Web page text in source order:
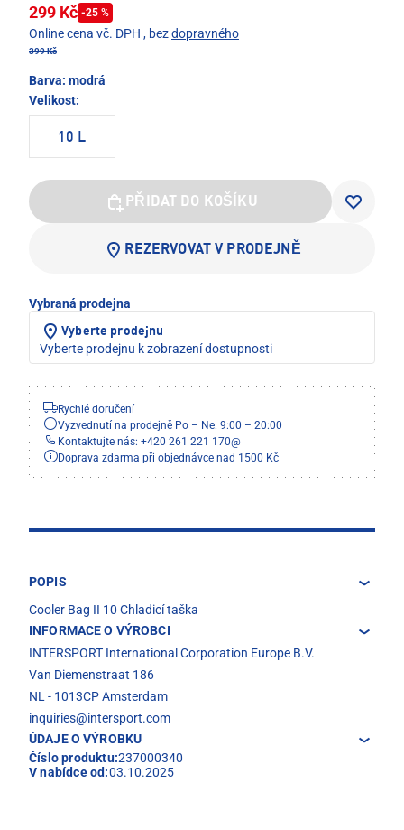
299 Kč -25 %
Online cena vč. DPH , bezdopravného
399 Kč
Barva: modrá
Velikost:
10 L
PŘIDAT DO KOŠÍKU
REZERVOVAT V PRODEJNĚ
Vybraná prodejna
Vyberte prodejnu
Vyberte prodejnu k zobrazení dostupnosti
Rychlé doručení
Vyzvednutí na prodejně Po – Ne: 9:00 – 20:00
Kontaktujte nás: +420 261 221 170@
Doprava zdarma při objednávce nad 1500 Kč
POPIS
Cooler Bag II 10 Chladicí taška
INFORMACE O VÝROBCI
INTERSPORT International Corporation Europe B.V.
Van Diemenstraat 186
NL - 1013CP Amsterdam
inquiries@intersport.com
ÚDAJE O VÝROBKU
Číslo produktu:237000340
V nabídce od:03.10.2025